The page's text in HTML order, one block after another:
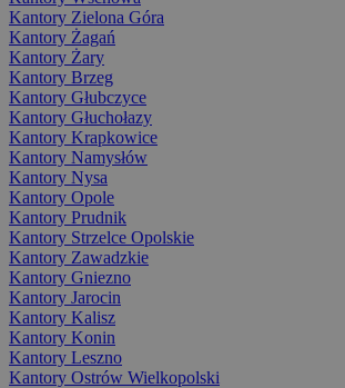
Kantory Zielona Góra
Kantory Żagań
Kantory Żary
Kantory Brzeg
Kantory Głubczyce
Kantory Głuchołazy
Kantory Krapkowice
Kantory Namysłów
Kantory Nysa
Kantory Opole
Kantory Prudnik
Kantory Strzelce Opolskie
Kantory Zawadzkie
Kantory Gniezno
Kantory Jarocin
Kantory Kalisz
Kantory Konin
Kantory Leszno
Kantory Ostrów Wielkopolski